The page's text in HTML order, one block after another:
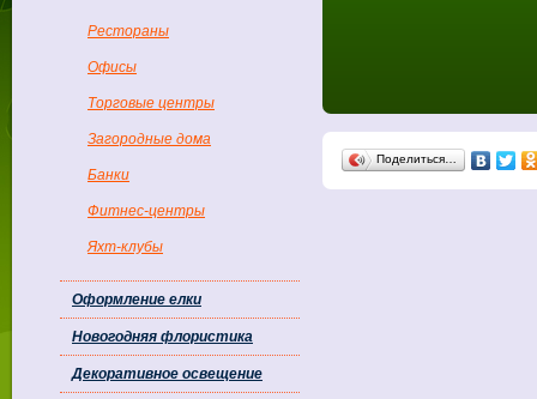
Поделиться…
Рестораны
Офисы
Торговые центры
Загородные дома
Банки
Фитнес-центры
Яхт-клубы
Оформление елки
Новогодняя флористика
Декоративное освещение